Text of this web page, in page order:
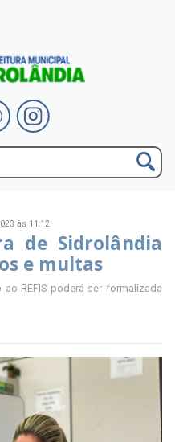
às 11:12
de Sidrolândia
e multas
REFIS poderá ser formalizada